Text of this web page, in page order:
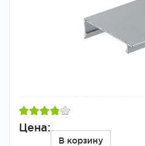
Цена:
В корзину